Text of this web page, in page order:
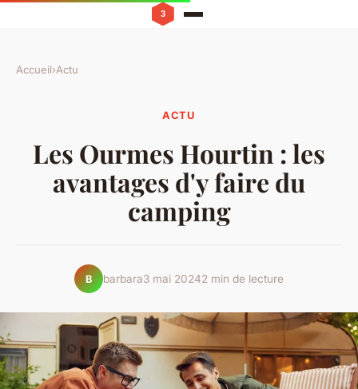
Accueil›Actu
ACTU
Les Ourmes Hourtin : les
avantages d'y faire du
camping
B barbara3 mai 20242 min de lecture